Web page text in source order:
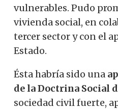
vulnerables. Pudo
vivienda social, en
tercer sector y con el
Estado.
Ésta habría sido una
de la Doctrina Social
sociedad civil fuerte,